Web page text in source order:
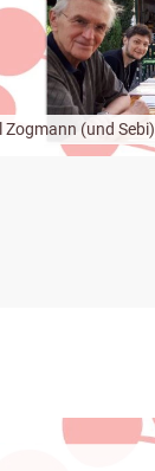
Zogmann (und Sebi)